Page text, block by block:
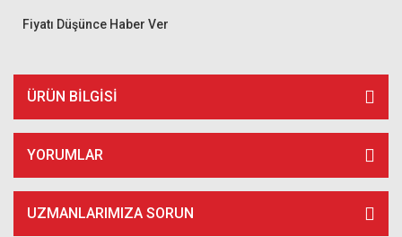
Fiyatı Düşünce Haber Ver
ÜRÜN BILGISI
YORUMLAR
UZMANLARIMIZA SORUN